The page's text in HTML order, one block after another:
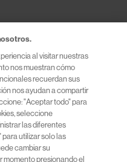
Novartis España
al visitar nuestras
nos muestran cómo
recuerdan sus
nos ayudan a compartir
"Aceptar todo" para
seleccione
las diferentes
utilizar solo las
cambiar su
presionando el